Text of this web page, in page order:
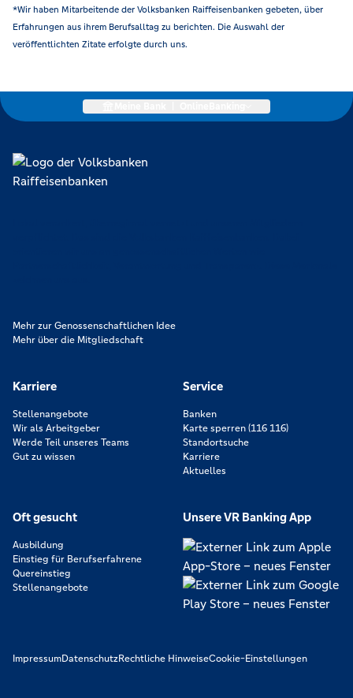
*Wir haben Mitarbeitende der Volksbanken Raiffeisenbanken gebeten, über
Erfahrungen aus ihrem Berufsalltag zu berichten. Die Auswahl der
veröffentlichten Zitate erfolgte durch uns.
Mehr zur Genossenschaftlichen Idee
Mehr über die Mitgliedschaft
Karriere
Stellenangebote
Wir als Arbeitgeber
Werde Teil unseres Teams
Gut zu wissen
Service
Banken
Karte sperren (116 116)
Standortsuche
Karriere
Aktuelles
Oft gesucht
Ausbildung
Einstieg für Berufserfahrene
Quereinstieg
Stellenangebote
Unsere VR Banking App
ImpressumDatenschutzRechtliche HinweiseCookie-Einstellungen